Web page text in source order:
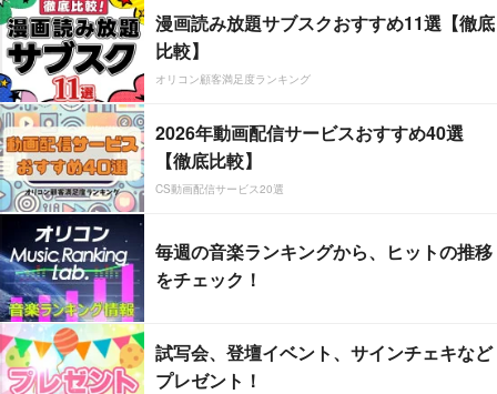
漫画読み放題サブスクおすすめ11選【徹底
比較】
オリコン顧客満足度ランキング
2026年動画配信サービスおすすめ40選
【徹底比較】
CS動画配信サービス20選
毎週の音楽ランキングから、ヒットの推移
をチェック！
試写会、登壇イベント、サインチェキなど
プレゼント！